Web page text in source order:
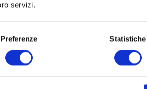
servizi.
Preferenze Statistiche